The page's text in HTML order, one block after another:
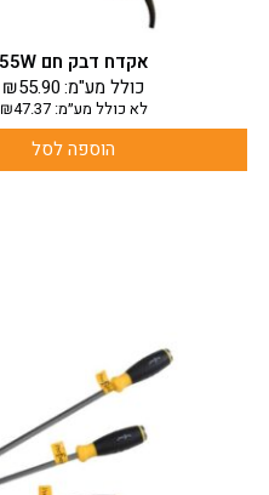
אקדח דבק חם 55W
₪55.90כולל מע"מ:
לא כולל מע״מ: ₪47.37
הוספה לסל